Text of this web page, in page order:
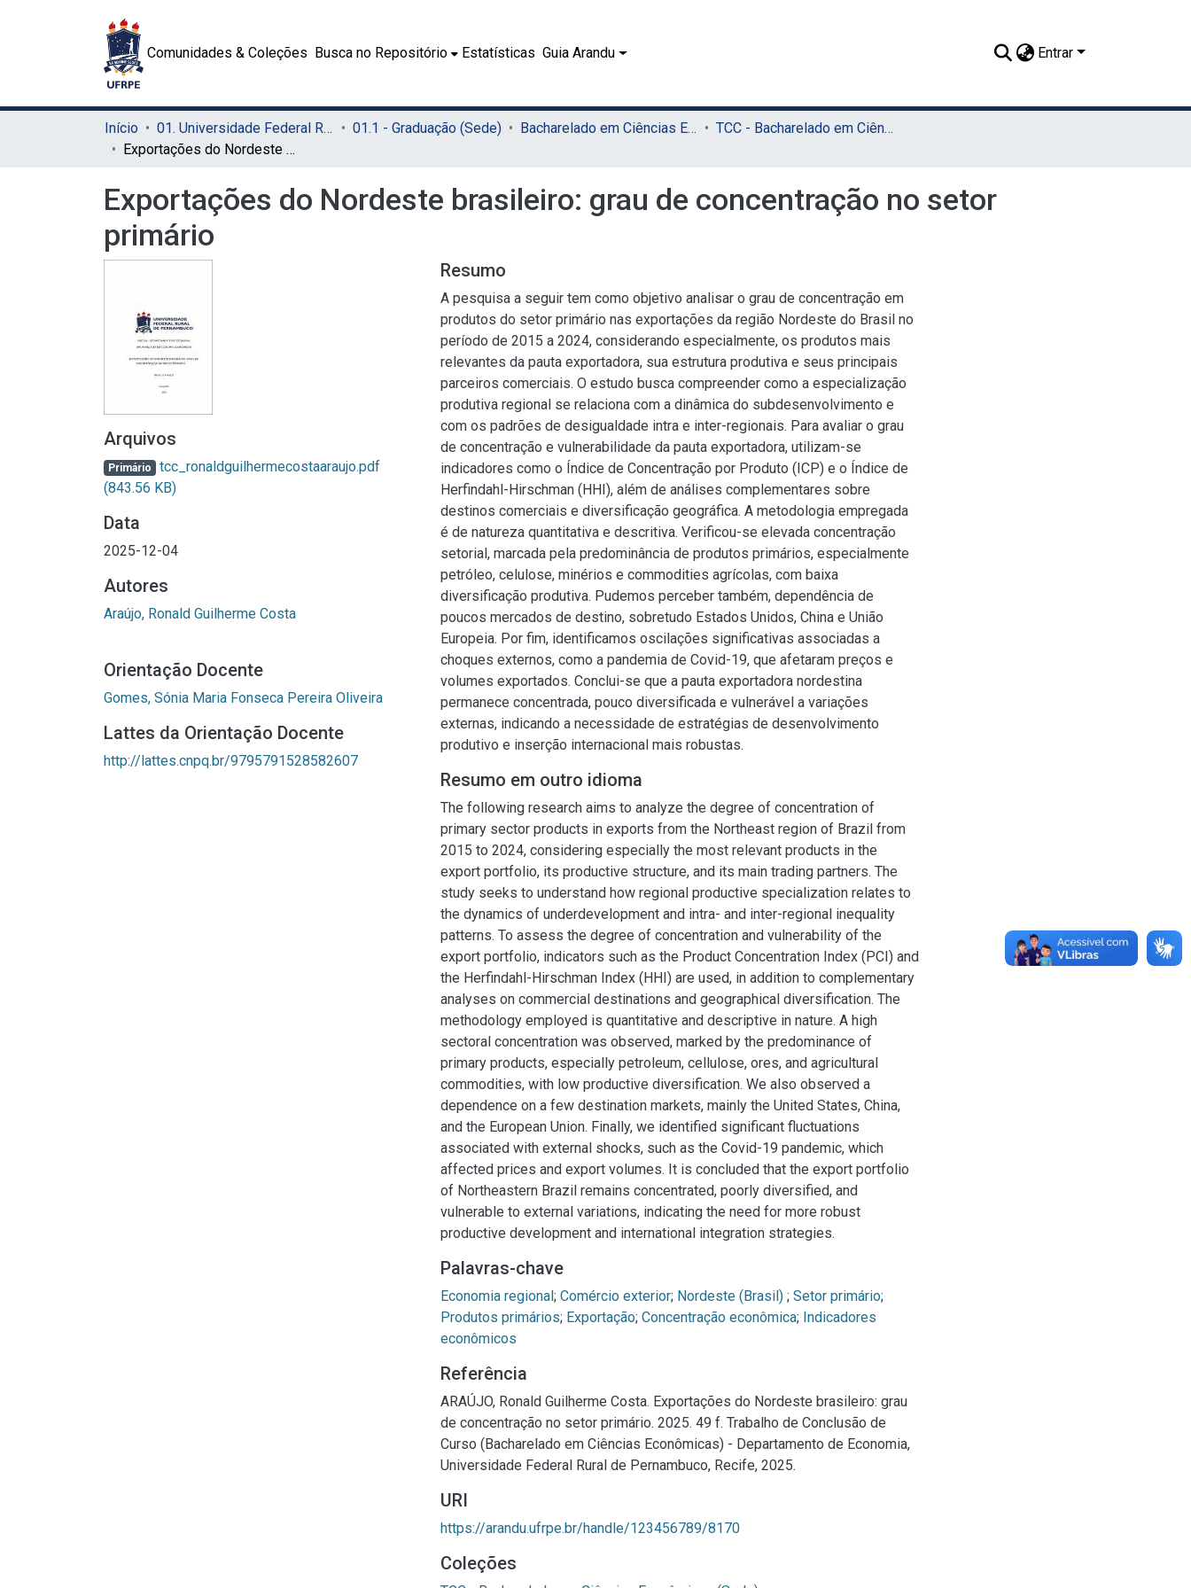
Comunidades & Coleções Busca no Repositório Estatísticas Guia Arandu Entrar
Início 01. Universidade Federal Rural de Pernambuco - UFRPE (Sede) 01.1 - Graduação (Sede) Bacharelado em Ciências Econômicas (Sede)
TCC - Bacharelado em Ciências Econômicas (Sede)
Exportações do Nordeste brasileiro: grau de concentração no setor primário
Exportações do Nordeste brasileiro: grau de concentração no setor
primário
Arquivos
Primário tcc_ronaldguilhermecostaaraujo.pdf
(843.56 KB)
Data
2025-12-04
Autores
Araújo, Ronald Guilherme Costa
Orientação Docente
Gomes, Sónia Maria Fonseca Pereira Oliveira
Lattes da Orientação Docente
http://lattes.cnpq.br/9795791528582607
Resumo
A pesquisa a seguir tem como objetivo analisar o grau de concentração em
produtos do setor primário nas exportações da região Nordeste do Brasil no
período de 2015 a 2024, considerando especialmente, os produtos mais
relevantes da pauta exportadora, sua estrutura produtiva e seus principais
parceiros comerciais. O estudo busca compreender como a especialização
produtiva regional se relaciona com a dinâmica do subdesenvolvimento e
com os padrões de desigualdade intra e inter-regionais. Para avaliar o grau
de concentração e vulnerabilidade da pauta exportadora, utilizam-se
indicadores como o Índice de Concentração por Produto (ICP) e o Índice de
Herfindahl-Hirschman (HHI), além de análises complementares sobre
destinos comerciais e diversificação geográfica. A metodologia empregada
é de natureza quantitativa e descritiva. Verificou-se elevada concentração
setorial, marcada pela predominância de produtos primários, especialmente
petróleo, celulose, minérios e commodities agrícolas, com baixa
diversificação produtiva. Pudemos perceber também, dependência de
poucos mercados de destino, sobretudo Estados Unidos, China e União
Europeia. Por fim, identificamos oscilações significativas associadas a
choques externos, como a pandemia de Covid-19, que afetaram preços e
volumes exportados. Conclui-se que a pauta exportadora nordestina
permanece concentrada, pouco diversificada e vulnerável a variações
externas, indicando a necessidade de estratégias de desenvolvimento
produtivo e inserção internacional mais robustas.
Resumo em outro idioma
The following research aims to analyze the degree of concentration of
primary sector products in exports from the Northeast region of Brazil from
2015 to 2024, considering especially the most relevant products in the
export portfolio, its productive structure, and its main trading partners. The
study seeks to understand how regional productive specialization relates to
the dynamics of underdevelopment and intra- and inter-regional inequality
patterns. To assess the degree of concentration and vulnerability of the
export portfolio, indicators such as the Product Concentration Index (PCI) and
the Herfindahl-Hirschman Index (HHI) are used, in addition to complementary
analyses on commercial destinations and geographical diversification. The
methodology employed is quantitative and descriptive in nature. A high
sectoral concentration was observed, marked by the predominance of
primary products, especially petroleum, cellulose, ores, and agricultural
commodities, with low productive diversification. We also observed a
dependence on a few destination markets, mainly the United States, China,
and the European Union. Finally, we identified significant fluctuations
associated with external shocks, such as the Covid-19 pandemic, which
affected prices and export volumes. It is concluded that the export portfolio
of Northeastern Brazil remains concentrated, poorly diversified, and
vulnerable to external variations, indicating the need for more robust
productive development and international integration strategies.
Palavras-chave
Economia regional; Comércio exterior; Nordeste (Brasil) ; Setor primário;
Produtos primários; Exportação; Concentração econômica; Indicadores
econômicos
Referência
ARAÚJO, Ronald Guilherme Costa. Exportações do Nordeste brasileiro: grau
de concentração no setor primário. 2025. 49 f. Trabalho de Conclusão de
Curso (Bacharelado em Ciências Econômicas) - Departamento de Economia,
Universidade Federal Rural de Pernambuco, Recife, 2025.
URI
https://arandu.ufrpe.br/handle/123456789/8170
Coleções